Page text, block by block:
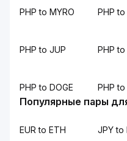
PHP to MYRO PHP
PHP to JUP PHP
PHP to DOGE PHP to
Популярные пары
EUR to ETH JPY to